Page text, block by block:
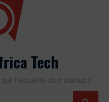
Tech
l'actualité des startups